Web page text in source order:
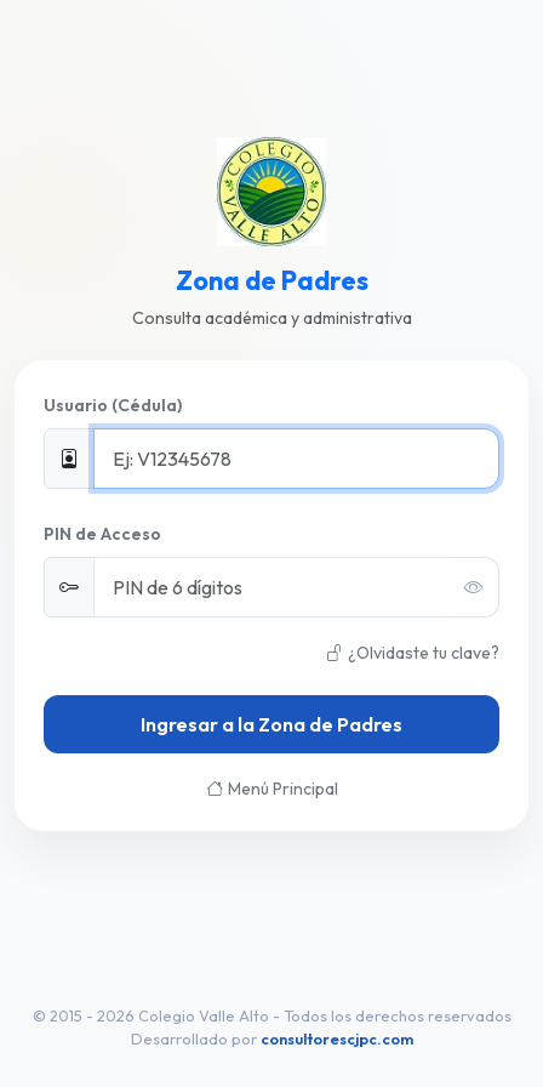
Zona de Padres
Consulta académica y administrativa
Usuario (Cédula)
PIN de Acceso
¿Olvidaste tu clave?
Ingresar a la Zona de Padres
Menú Principal
© 2015 - 2026 Colegio Valle Alto - Todos los derechos reservados
Desarrollado por consultorescjpc.com